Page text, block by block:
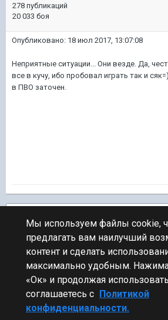
278 публикаций
20 033 боя
Опубликовано: 18 июл 2017, 13:07:08
Неприятные ситуации... Они везде. Да,
все в кучу, ибо пробовал играть так и
в ПВО заточен.
ПЕРЕЙТИ К СПИСКУ ТЕМ
Видео и Звук
Стиль
Мы используем файлы cookie,
предлагать вам наилучший
контент и сделать
максимально удобным.
«Ок» и продолжая
соглашаетесь с Политикой
конфиденциальности.